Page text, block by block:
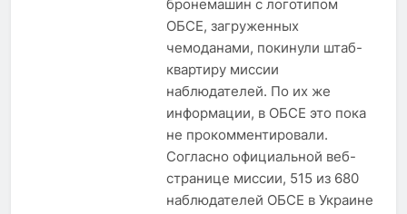
бронемашин с логотипом
ОБСЕ, загруженных
чемоданами, покинули штаб-
квартиру миссии
наблюдателей. По их же
информации, в ОБСЕ это пока
не прокомментировали.
Согласно официальной веб-
странице миссии, 515 из 680
наблюдателей ОБСЕ в Украине